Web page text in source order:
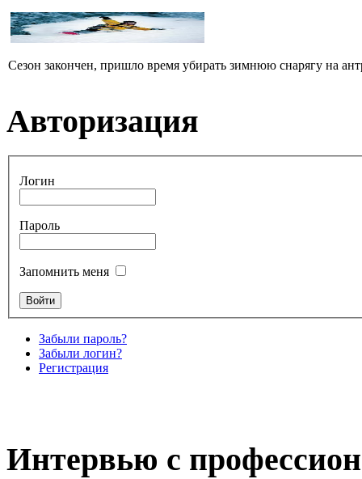
Сезон закончен, пришло время убирать зимнюю снарягу на
Авторизация
Логин
Пароль
Запомнить меня
Забыли пароль?
Забыли логин?
Регистрация
Интервью с